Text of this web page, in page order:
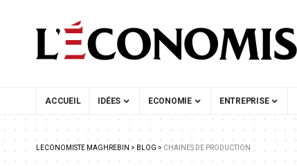
ACCUEIL IDÉES ECONOMIE ENTREPRISE
LECONOMISTE MAGHREBIN > BLOG > CHAINES DE PRODUCTION